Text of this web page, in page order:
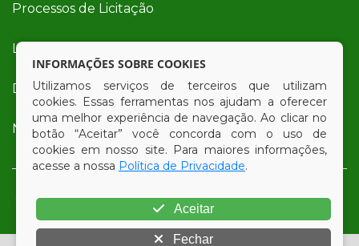
Processos de Licitação
Licitações em Andamento
Diário Oficial
Nota Fiscal Eletrônica (NFe)
INFORMAÇÕES SOBRE COOKIES
Utilizamos serviços de terceiros que utilizam
cookies. Essas ferramentas nos ajudam a oferecer
uma melhor experiência de navegação. Ao clicar no
botão “Aceitar” você concorda com o uso de
cookies em nosso site. Para maiores informações,
acesse a nossa Política de Privacidade.
Aceitar
Fechar